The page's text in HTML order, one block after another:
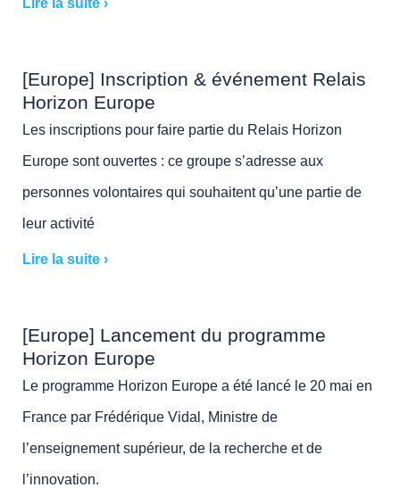
Lire la suite ›
[Europe] Inscription & événement Relais
Horizon Europe
Les inscriptions pour faire partie du Relais Horizon
Europe sont ouvertes : ce groupe s’adresse aux
personnes volontaires qui souhaitent qu’une partie de
leur activité
Lire la suite ›
[Europe] Lancement du programme
Horizon Europe
Le programme Horizon Europe a été lancé le 20 mai en
France par Frédérique Vidal, Ministre de
l’enseignement supérieur, de la recherche et de
l’innovation.